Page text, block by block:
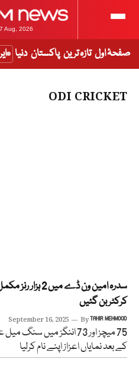
7 Aug, 2026
صفحۂ اول تازہ ترین پاکستان دنیا
ODI CRICKET
سدرہ امین ون ڈے
کرکٹر بن گئیں
September 16, 2025 ByTAHIR MEHMOOD
75 میچز اور 73 اننگز میں
کے بعد نمایاں اعزاز اپنے نام کرلیا